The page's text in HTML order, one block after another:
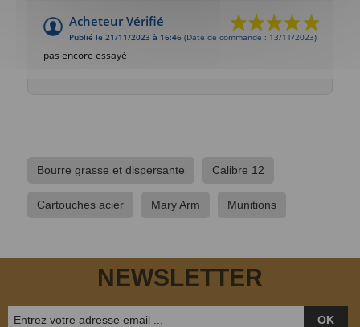
Acheteur Vérifié
Publié le 21/11/2023 à 16:46 (Date de commande : 13/11/2023)
pas encore essayé
Bourre grasse et dispersante Calibre 12
Cartouches acier Mary Arm Munitions
NEWSLETTER
OK